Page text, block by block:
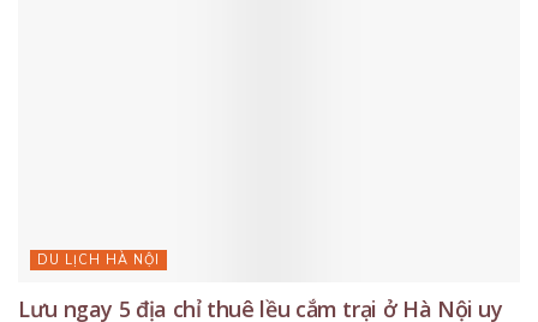
DU LỊCH HÀ NỘI
Lưu ngay 5 địa chỉ thuê lều cắm trại ở Hà Nội uy